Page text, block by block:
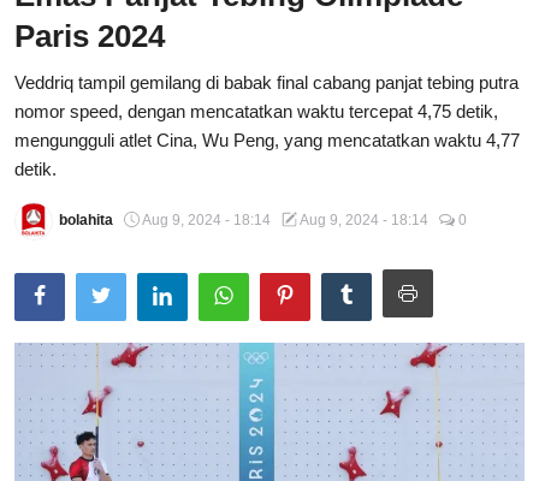
Total Sports
Contact
Pedoman Media Siber
Paris 2024
Veddriq tampil gemilang di babak final cabang panjat tebing putra
nomor speed, dengan mencatatkan waktu tercepat 4,75 detik,
mengungguli atlet Cina, Wu Peng, yang mencatatkan waktu 4,77
detik.
bolahita Aug 9, 2024 - 18:14 Aug 9, 2024 - 18:14 0